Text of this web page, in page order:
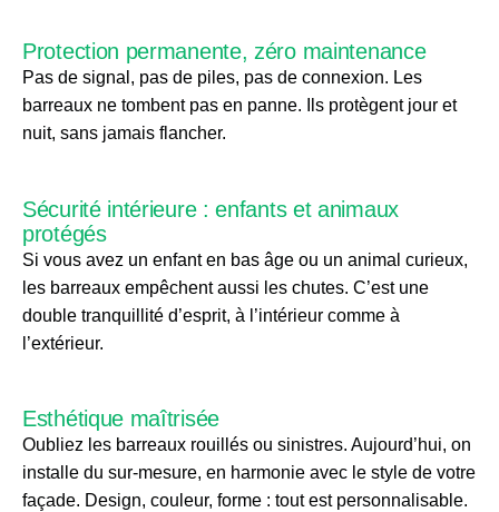
Protection permanente, zéro maintenance
Pas de signal, pas de piles, pas de connexion. Les
barreaux ne tombent pas en panne. Ils protègent jour et
nuit, sans jamais flancher.
Sécurité intérieure : enfants et animaux
protégés
Si vous avez un enfant en bas âge ou un animal curieux,
les barreaux empêchent aussi les chutes. C’est une
double tranquillité d’esprit, à l’intérieur comme à
l’extérieur.
Esthétique maîtrisée
Oubliez les barreaux rouillés ou sinistres. Aujourd’hui, on
installe du sur-mesure, en harmonie avec le style de votre
façade. Design, couleur, forme : tout est personnalisable.